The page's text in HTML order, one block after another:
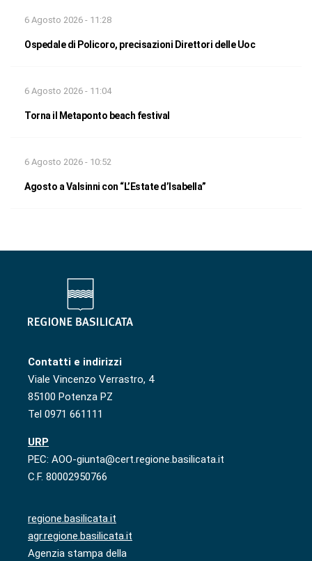
6 Agosto 2026 - 11:28
Ospedale di Policoro, precisazioni Direttori delle Uoc
6 Agosto 2026 - 11:04
Torna il Metaponto beach festival
6 Agosto 2026 - 10:52
Agosto a Valsinni con “L’Estate d’Isabella”
Contatti e indirizzi
Viale Vincenzo Verrastro, 4
85100 Potenza PZ
Tel 0971 661111
URP
PEC: AOO-giunta@cert.regione.basilicata.it
C.F. 80002950766
regione.basilicata.it
agr.regione.basilicata.it
Agenzia stampa della